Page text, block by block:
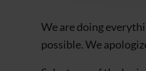
We are doing
possible. We